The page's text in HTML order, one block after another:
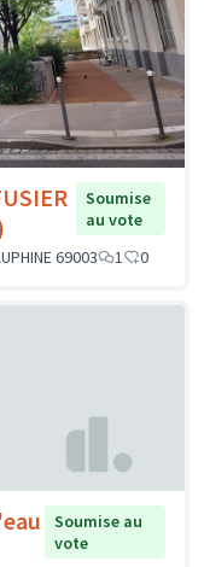
Soumise
au vote
69003
1 0
Soumise au
vote